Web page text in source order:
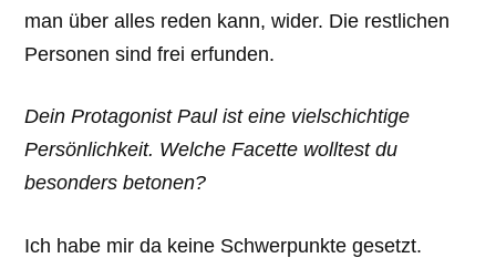
man über alles reden kann, wider. Die restlichen
Personen sind frei erfunden.
Dein Protagonist Paul ist eine vielschichtige
Persönlichkeit. Welche Facette wolltest du
besonders betonen?
Ich habe mir da keine Schwerpunkte gesetzt.